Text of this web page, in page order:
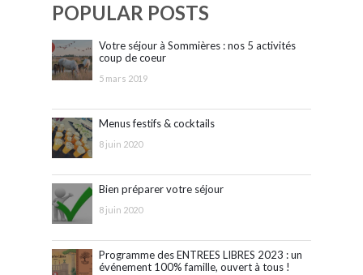
POPULAR POSTS
Votre séjour à Sommières : nos 5 activités
coup de coeur
5 mars 2019
Menus festifs & cocktails
8 juin 2020
Bien préparer votre séjour
8 juin 2020
Programme des ENTREES LIBRES 2023 : un
événement 100% famille, ouvert à tous !